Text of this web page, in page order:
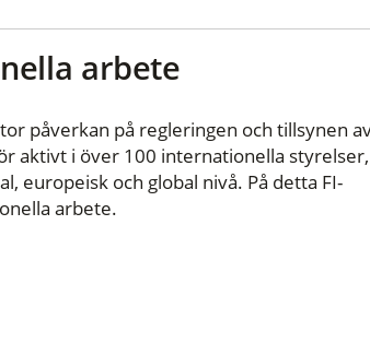
arbete
påverkan på regleringen och tillsynen
aktivt i över 100 internationella styrelser,
europeisk och global nivå. På detta FI-
arbete.